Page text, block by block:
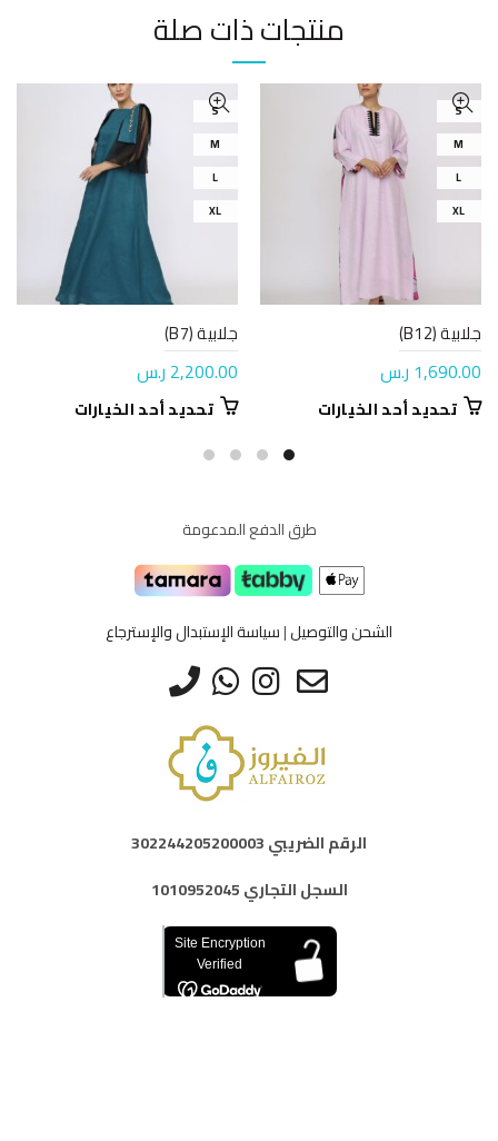
منتجات ذات صلة
S
M
L
XL
جلابية (B12)
1,690.00 ر.س
تحديد أحد الخيارات
لهذا
يمكن
اختيار
الخيارات
صفحة
المنتج
S
M
L
XL
جلابية (B7)
2,200.00 ر.س
تحديد أحد الخيارات
طرق الدفع المدعومة
الشحن والتوصيل|سياسة الإستبدال والإسترجاع
الرقم الضريبي 302244205200003
السجل التجاري 1010952045